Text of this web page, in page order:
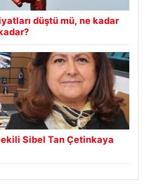
düştü mü, ne kadar
Sibel Tan Çetinkaya